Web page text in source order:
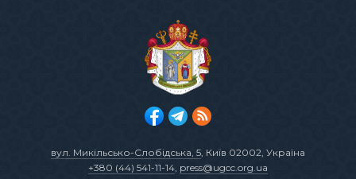
вул. Микільсько-Слобідська, 5, Київ 02002, Україна
+380 (44) 541-11-14, press@ugcc.org.ua